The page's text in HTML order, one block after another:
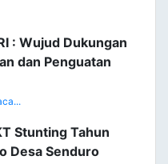
: Wujud Dukungan
dan Penguatan
Stunting Tahun
Desa Senduro